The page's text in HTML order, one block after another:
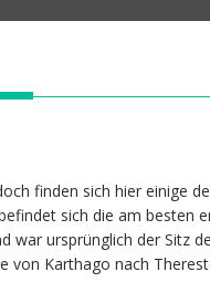
finden sich hier einige
sich die am besten
ursprünglich der Sitz
Karthago nach